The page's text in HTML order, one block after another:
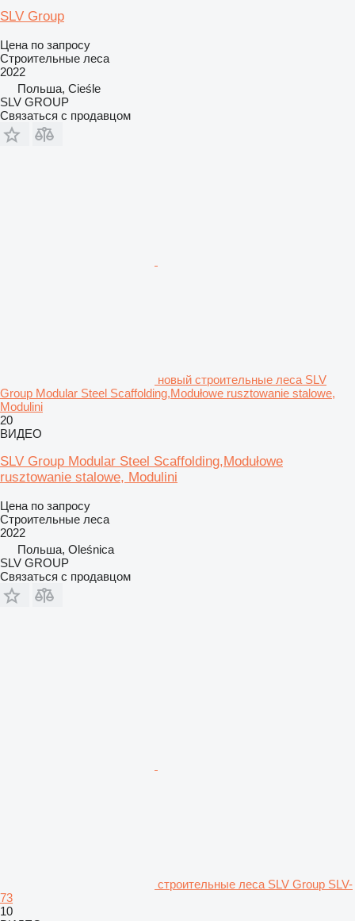
SLV Group
Цена по запросу
Строительные леса
2022
Польша, Cieśle
SLV GROUP
Связаться с продавцом
новый строительные леса SLV
Group Modular Steel Scaffolding,Modułowe rusztowanie stalowe,
Modulini
20
ВИДЕО
SLV Group Modular Steel Scaffolding,Modułowe
rusztowanie stalowe, Modulini
Цена по запросу
Строительные леса
2022
Польша, Oleśnica
SLV GROUP
Связаться с продавцом
строительные леса SLV Group SLV-
73
10